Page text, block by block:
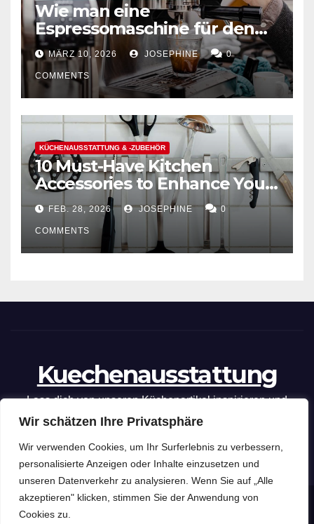
Wir schätzen Ihre Privatsphäre
Wir verwenden Cookies, um Ihr Surferlebnis zu verbessern,
personalisierte Anzeigen oder Inhalte einzusetzen und
unseren Datenverkehr zu analysieren. Wenn Sie auf „Alle
akzeptieren" klicken, stimmen Sie der Anwendung von
Cookies zu.
Wie man eine
Espressomaschine für den
Hausgebrauch auswählt
MÄRZ 10, 2026 JOSEPHINE 0
COMMENTS
KÜCHENAUSSTATTUNG & -ZUBEHÖR
10 Must-Have Kitchen
Accessories to Enhance Your
Cooking Efficiency
FEB. 28, 2026 JOSEPHINE 0
COMMENTS
Kuechenausstattung
Lass dich von unseren Küchenartikel inspirieren und
optimiere deine kulinarischen Fähigkeiten mit unseren
praktischen Tipps und Tricks.